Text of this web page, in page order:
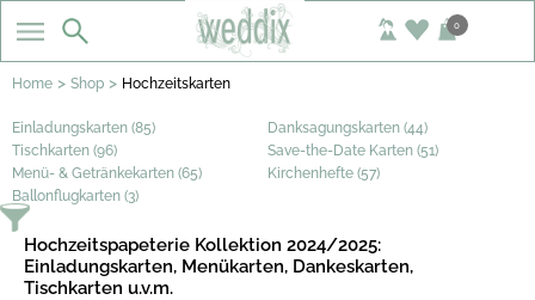
0
Home > Shop > Hochzeitskarten
Einladungskarten (85)
Danksagungskarten (44)
Tischkarten (96)
Save-the-Date Karten (51)
Menü- & Getränkekarten (65)
Kirchenhefte (57)
Ballonflugkarten (3)
Hochzeitspapeterie Kollektion 2024/2025:
Einladungskarten, Menükarten, Dankeskarten,
Tischkarten u.v.m.